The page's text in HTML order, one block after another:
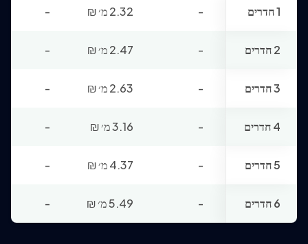
1 חדרים - 2.32 מ׳ ₪
-
2 חדרים - 2.47 מ׳ ₪
-
3 חדרים - 2.63 מ׳ ₪
-
4 חדרים - 3.16 מ׳ ₪
-
5 חדרים - 4.37 מ׳ ₪
-
6 חדרים - 5.49 מ׳ ₪
-